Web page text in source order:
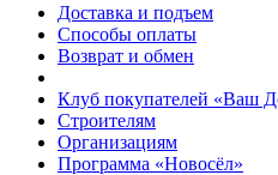
Доставка и подъем
Способы оплаты
Возврат и обмен
Клуб покупателей «Ваш
Строителям
Организациям
Программа «Новосёл»